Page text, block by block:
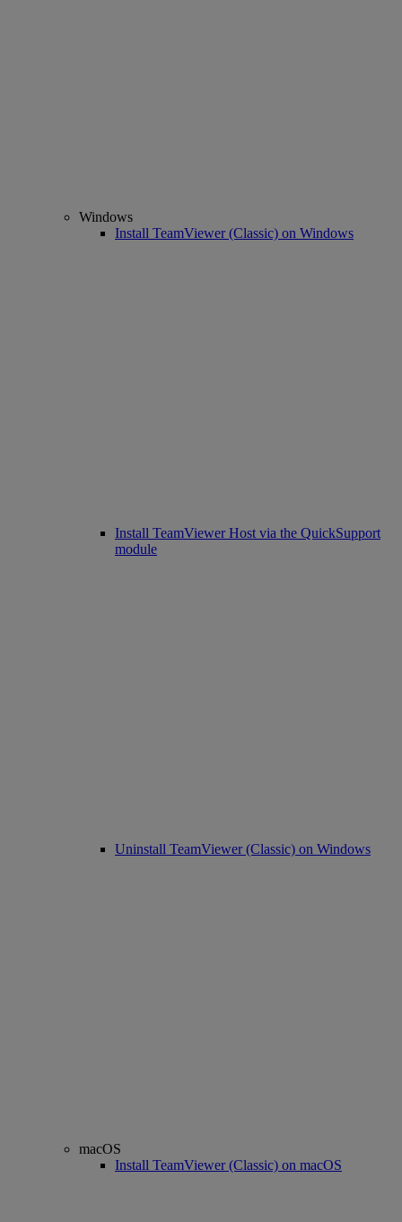
Windows
Install TeamViewer (Classic) on Windows
Install TeamViewer Host via the QuickSupport
module
Uninstall TeamViewer (Classic) on Windows
macOS
Install TeamViewer (Classic) on macOS